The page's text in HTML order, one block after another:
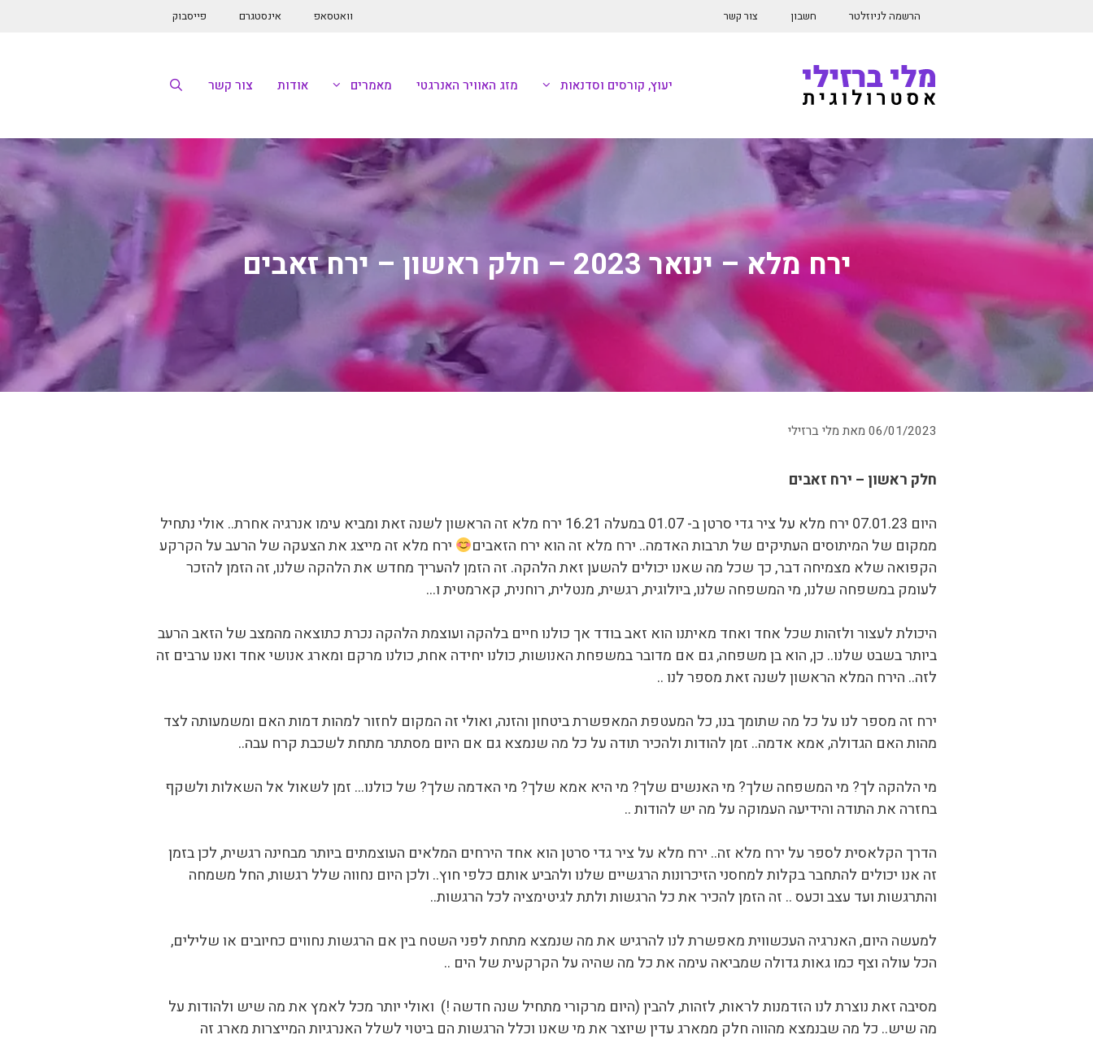
הרשמה לניוזלטר חשבון צור קשר פייסבוק אינסטגרם וואטסאפ
יעוץ, קורסים וסדנאות מזג האוויר האנרגטי מאמרים אודות צור קשר
ירח מלא – ינואר 2023 – חלק ראשון – ירח זאבים
06/01/2023 מאת מלי ברזילי
חלק ראשון – ירח זאבים
היום 07.01.23 ירח מלא על ציר גדי סרטן ב- 01.07 במעלה 16.21 ירח מלא זה הראשון לשנה זאת ומביא עימו אנרגיה אחרת.. אולי נתחיל
ממקום של המיתוסים העתיקים של תרבות האדמה.. ירח מלא זה הוא ירח הזאבים
ירח מלא זה מייצג את הצעקה של הרעב על הקרקע
הקפואה שלא מצמיחה דבר, כך שכל מה שאנו יכולים להשען זאת הלהקה. זה הזמן להעריך מחדש את הלהקה שלנו, זה הזמן להזכר
לעומק במשפחה שלנו, מי המשפחה שלנו, ביולוגית, רגשית, מנטלית, רוחנית, קארמטית ו…
היכולת לעצור ולזהות שכל אחד ואחד מאיתנו הוא זאב בודד אך כולנו חיים בלהקה ועוצמת הלהקה נכרת כתוצאה מהמצב של הזאב הרעב
ביותר בשבט שלנו.. כן, הוא בן משפחה, גם אם מדובר במשפחת האנושות, כולנו יחידה אחת, כולנו מרקם ומארג אנושי אחד ואנו ערבים זה
לזה.. הירח המלא הראשון לשנה זאת מספר לנו ..
ירח זה מספר לנו על כל מה שתומך בנו, כל המעטפת המאפשרת ביטחון והזנה, ואולי זה המקום לחזור למהות דמות האם ומשמעותה לצד
מהות האם הגדולה, אמא אדמה.. זמן להודות ולהכיר תודה על כל מה שנמצא גם אם היום מסתתר מתחת לשכבת קרח עבה..
מי הלהקה לך? מי המשפחה שלך? מי האנשים שלך? מי היא אמא שלך? מי האדמה שלך? של כולנו… זמן לשאול אל השאלות ולשקף
בחזרה את התודה והידיעה העמוקה על מה יש להודות ..
הדרך הקלאסית לספר על ירח מלא זה.. ירח מלא על ציר גדי סרטן הוא אחד הירחים המלאים העוצמתים ביותר מבחינה רגשית, לכן בזמן
זה אנו יכולים להתחבר בקלות למחסני הזיכרונות הרגשיים שלנו ולהביע אותם כלפי חוץ.. ולכן היום נחווה שלל רגשות, החל משמחה
והתרגשות ועד עצב וכעס .. זה הזמן להכיר את כל הרגשות ולתת לגיטימציה לכל הרגשות..
למעשה היום, האנרגיה העכשווית מאפשרת לנו להרגיש את מה שנמצא מתחת לפני השטח בין אם הרגשות נחווים כחיובים או שלילים,
הכל עולה וצף כמו גאות גדולה שמביאה עימה את כל מה שהיה על הקרקעית של הים ..
מסיבה זאת נוצרת לנו הזדמנות לראות, לזהות, להבין (היום מרקורי מתחיל שנה חדשה !) ואולי יותר מכל לאמץ את מה שיש ולהודות על
מה שיש.. כל מה שבנמצא מהווה חלק ממארג עדין שיוצר את מי שאנו וכלל הרגשות הם ביטוי לשלל האנרגיות המייצרות מארג זה